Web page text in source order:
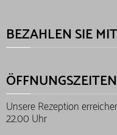
BEZAHLEN SIE
ÖFFNUNGSZEITEN
Unsere Rezeption
22.00 Uhr